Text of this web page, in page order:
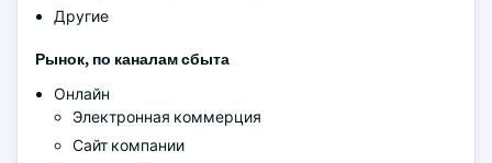
Другие
Рынок, по каналам сбыта
Онлайн
Электронная коммерция
Сайт компании